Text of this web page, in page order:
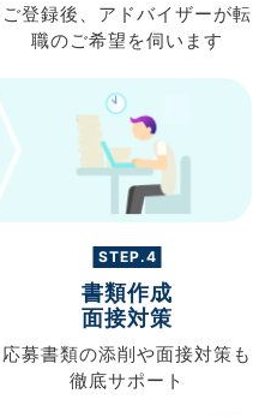
ご登録後、 アドバイザーが転
職のご希望を伺います
STEP.4
書類作成
面接対策
応募書類の添削や面接対策も
徹底サポート